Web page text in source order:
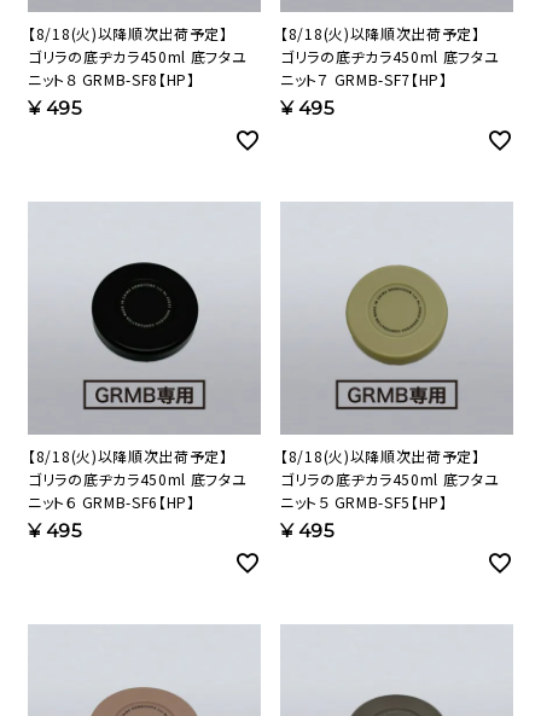
【8/18(火)以降順次出荷予定】
ゴリラの底ヂカラ450ml 底フタユ
ニット８ GRMB-SF8【HP】
¥495
【8/18(火)以降順次出荷予定】
ゴリラの底ヂカラ450ml 底フタユ
ニット７ GRMB-SF7【HP】
¥495
【8/18(火)以降順次出荷予定】
ゴリラの底ヂカラ450ml 底フタユ
ニット６ GRMB-SF6【HP】
¥495
【8/18(火)以降順次出荷予定】
ゴリラの底ヂカラ450ml 底フタユ
ニット５ GRMB-SF5【HP】
¥495